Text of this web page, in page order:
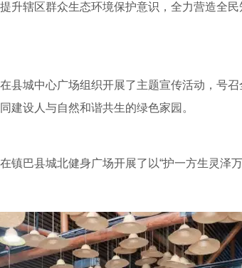
升辖区群众生态环境保护意识，全力营造全
县城中心广场组织开展了主题宣传活动，号
建设人与自然和谐共生的绿色家园。
镇巴县城北健身广场开展了以“护一方生灵泽